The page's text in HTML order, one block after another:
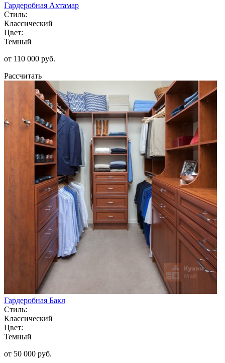
Гардеробная Ахтамар
Стиль:
Классический
Цвет:
Темный
от 110 000 руб.
Рассчитать
Гардеробная Бакл
Стиль:
Классический
Цвет:
Темный
от 50 000 руб.